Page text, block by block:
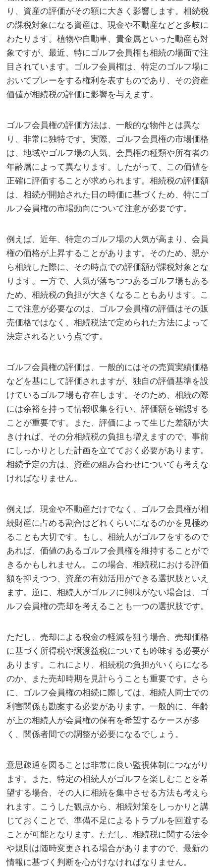
り、資産の評価がその額に大きく影響します。相続税
の課税対象になる資産は、現金や不動産などと多岐に
わたります。植物や自動車、貴金属といった動産も対
象ですが、最近、特にゴルフ会員権も相続の場面で注
目されています。ゴルフ会員権は、特定のゴルフ場に
おいてプレーをする権利を表すものであり、その資産
価値が相続税の評価に影響を与えます。
ゴルフ会員権の評価方法は、一般的な物件とは異な
り、非常に独特です。実際、ゴルフ会員権の市場価格
は、地域やゴルフ場の人気、会員権の種類や所有者の
年齢層によって異なります。したがって、この価値を
正確に評価することが求められます。相続税の評価額
は、相続が開始された日の時価に基づくため、特にゴ
ルフ会員権の市場動向について注意が必要です。
例えば、近年、特定のゴルフ場の人気が高まり、会員
権の価格が上昇することがあります。そのため、親か
ら相続した際に、その時点での評価額が課税対象とな
ります。一方で、人気が落ちつつあるゴルフ場もある
ため、相続税の負担が大きくなることもあります。こ
こで注意が必要なのは、ゴルフ会員権の評価はその販
売価格ではなく、相続税法で定められた方法によって
決定されるという点です。
ゴルフ会員権の評価は、一般的にはその売買実績価格
などを基にして評価されますが、独自の評価基準を設
けているゴルフ場も存在します。そのため、相続の際
には余裕を持って情報収集を行い、評価額を確認する
ことが重要です。また、評価によって生じた差額が大
きければ、その分相続税の負担も増えますので、事前
にしっかりとした計画を立てておく必要があります。
相続予定の方は、資産の組み合わせについても考えな
ければなりません。
例えば、現金や不動産だけでなく、ゴルフ会員権が相
続財産に占める割合はどれくらいになるのかを見極め
ることも大切です。もし、相続人がゴルフをするので
あれば、価値のあるゴルフ会員権を維持することがで
きるかもしれません。この場合、相続税における評価
額を抑えつつ、資産の有効活用ができる選択肢といえ
ます。逆に、相続人がゴルフに興味がない場合は、ゴ
ルフ会員権の売却を考えることも一つの選択肢です。
ただし、売却による税金の軽減を狙う場合、売却価格
に基づく所得税や譲渡益税についても吟味する必要が
あります。これにより、相続税の負担がいくらになる
のか、また売却時期を見計らうことも重要です。さら
に、ゴルフ会員権の相続に際しては、相続人同士での
利害関係も勘案する必要があります。一般的に、年齢
が上の相続人が会員権の保有を希望するケースが多
く、関係者間での調整が必要になるでしょう。
意思疎通を図ることは非常に良い監視体制につながり
ます。また、特定の相続人がゴルフを楽しむことを希
望する場合、その人に相続を集中させる方法も考えら
れます。こうした観点から、相続対策をしっかりと講
じておくことで、準備不足によるトラブルを回避する
ことが可能となります。ただし、相続税に関する法令
や規則は随時変更される場合がありますので、最新の
情報に基づく判断を心がけなければなりません。